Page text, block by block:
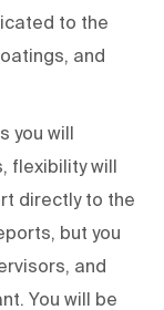
to the
and
you will
flexibility will
directly to the
but you
and
You will be